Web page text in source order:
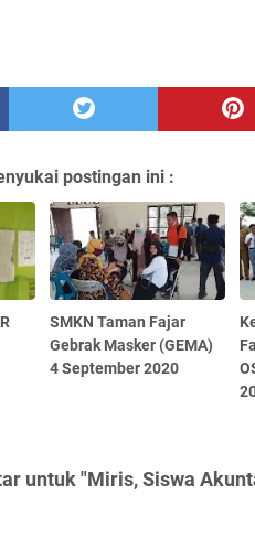
postingan ini :
SMKN Taman Fajar
Gebrak Masker (GEMA)
4 September 2020
untuk "Miris, Siswa